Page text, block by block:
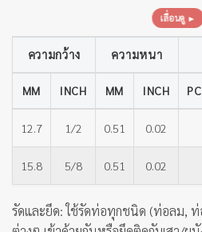
เลื่อนดู ►
ความกว้าง ความหนา
MM
INCH MM INCH
12.7 1/2 0.51 0.02
15.8 5/8 0.51 0.02
รัดและยึด: ใช้รัดท่อทุกชนิด (ท่อลม, ท่